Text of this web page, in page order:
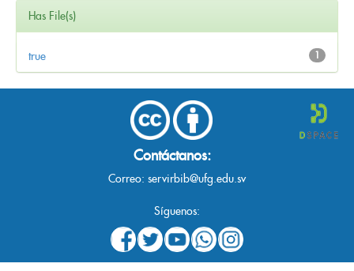
Has File(s)
1
true
Contáctanos:
Correo: servirbib@ufg.edu.sv
Síguenos: